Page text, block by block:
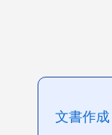
文書作成